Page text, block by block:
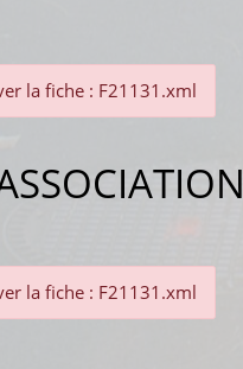
la fiche : F21131.xml
la fiche : F21131.xml